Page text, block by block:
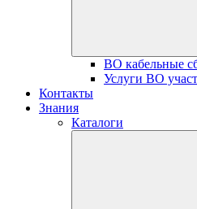
ВО кабельные
Услуги ВО
Контакты
Знания
Каталоги